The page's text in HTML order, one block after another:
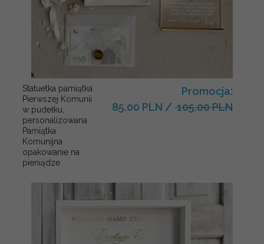
Statuetka pamiątka
Pierwszej Komunii
w pudełku,
personalizowana
Pamiątka
Komunijna
opakowanie na
pieniądze
Promocja:
85.00 PLN / 105.00 PLN